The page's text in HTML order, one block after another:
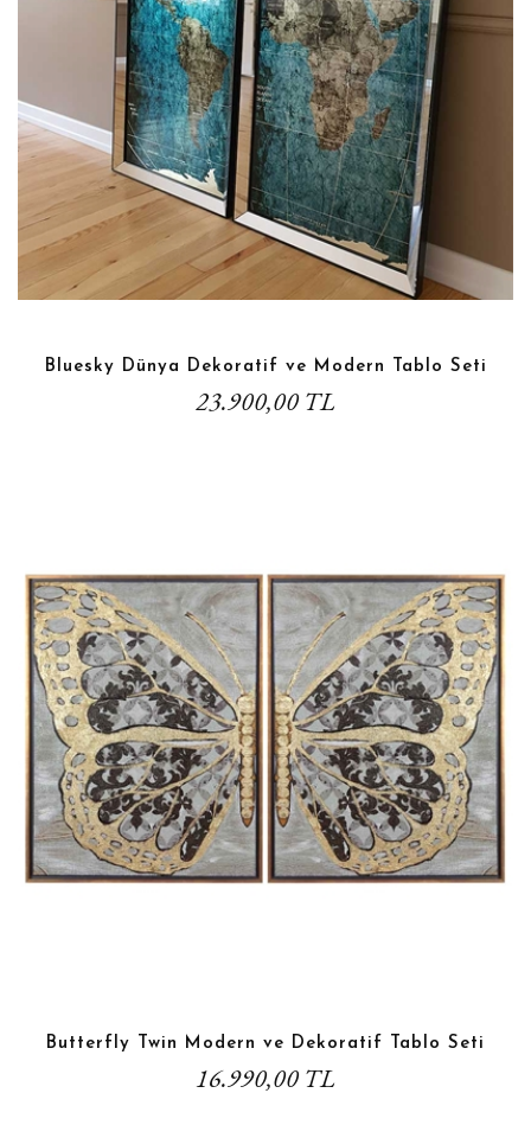
Bluesky Dünya Dekoratif ve Modern Tablo Seti
23.900,00 TL
Butterfly Twin Modern ve Dekoratif Tablo Seti
16.990,00 TL